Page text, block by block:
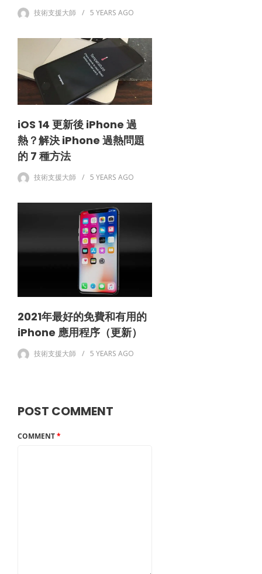
技術支援大師 5 YEARS AGO
iOS 14 更新後 iPhone 過
熱？解決 iPhone 過熱問題
的 7 種方法
技術支援大師 5 YEARS AGO
2021年最好的免費和有用的
iPhone 應用程序（更新）
技術支援大師 5 YEARS AGO
POST COMMENT
COMMENT*